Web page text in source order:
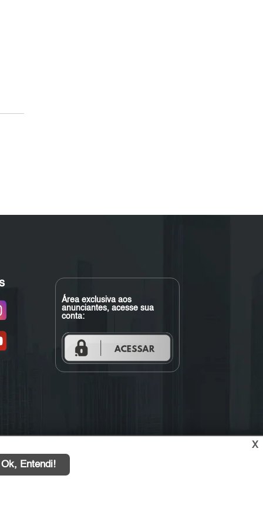
Área exclusiva aos
anunciantes, acesse sua
conta:
X
Ok, Entendi!